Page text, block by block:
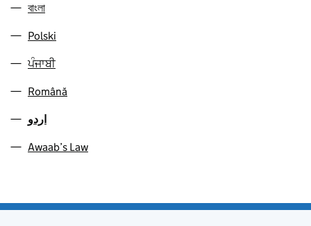
বাংলা
Polski
ਪੰਜਾਬੀ
Română
اردو
Awaab’s Law